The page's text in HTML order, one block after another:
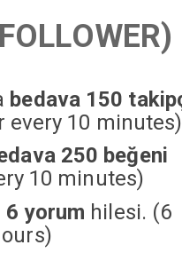
FOLLOWER)
bedava 150
every 10 minutes)
250 beğeni
10 minutes)
yorum hilesi. (6